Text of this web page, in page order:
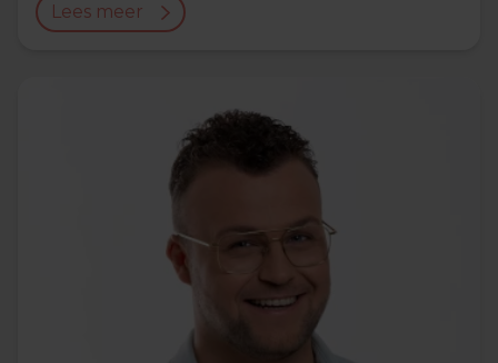
Lees meer